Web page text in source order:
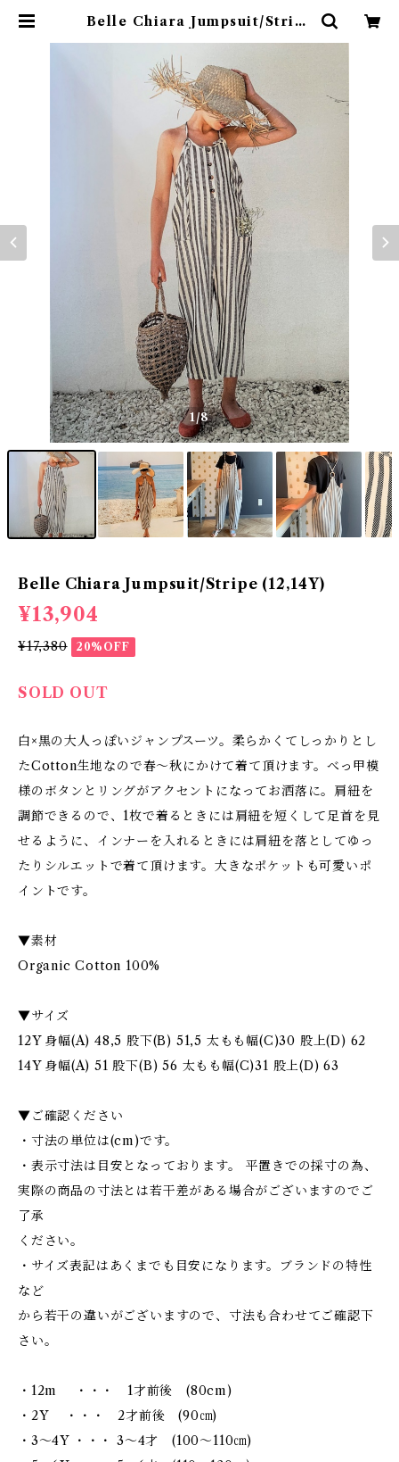
Belle Chiara Jumpsuit/Stripe
1/8
Belle Chiara Jumpsuit/Stripe (12,14Y)
¥13,904
¥17,380 20%OFF
SOLD OUT
白×黒の大人っぽいジャンプスーツ。柔らかくてしっかりとし
たCotton生地なので春～秋にかけて着て頂けます。べっ甲模
様のボタンとリングがアクセントになってお洒落に。肩紐を
調節できるので、1枚で着るときには肩紐を短くして足首を見
せるように、インナーを入れるときには肩紐を落としてゆっ
たりシルエットで着て頂けます。大きなポケットも可愛いポ
イントです。
▼素材
Organic Cotton 100%
▼サイズ
12Y 身幅(A) 48,5 股下(B) 51,5 太もも幅(C)30 股上(D) 62
14Y 身幅(A) 51 股下(B) 56 太もも幅(C)31 股上(D) 63
▼ご確認ください
・寸法の単位は(cm)です。
・表示寸法は目安となっております。 平置きでの採寸の為、
実際の商品の寸法とは若干差がある場合がございますのでご
了承
ください。
・サイズ表記はあくまでも目安になります。ブランドの特性
など
から若干の違いがございますので、寸法も合わせてご確認下
さい。
・12m ・・・ 1才前後 (80cm)
・2Y ・・・ 2才前後 (90㎝)
・3～4Y ・・・ 3～4才 (100～110㎝)